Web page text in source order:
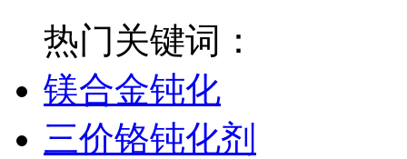
热门关键词：
镁合金钝化
三价铬钝化剂